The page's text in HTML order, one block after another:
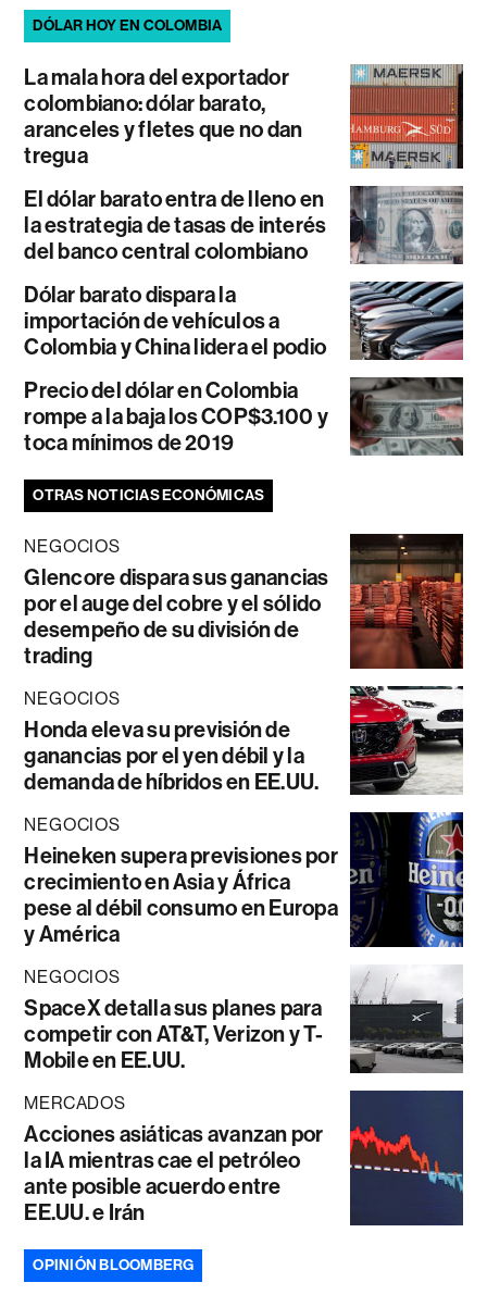
DÓLAR HOY EN COLOMBIA
La mala hora del exportador
colombiano: dólar barato,
aranceles y fletes que no dan
tregua
El dólar barato entra de lleno en
la estrategia de tasas de interés
del banco central colombiano
Dólar barato dispara la
importación de vehículos a
Colombia y China lidera el podio
Precio del dólar en Colombia
rompe a la baja los COP$3.100 y
toca mínimos de 2019
OTRAS NOTICIAS ECONÓMICAS
NEGOCIOS
Glencore dispara sus ganancias
por el auge del cobre y el sólido
desempeño de su división de
trading
NEGOCIOS
Honda eleva su previsión de
ganancias por el yen débil y la
demanda de híbridos en EE.UU.
NEGOCIOS
Heineken supera previsiones por
crecimiento en Asia y África
pese al débil consumo en Europa
y América
NEGOCIOS
SpaceX detalla sus planes para
competir con AT&T, Verizon y T-
Mobile en EE.UU.
MERCADOS
Acciones asiáticas avanzan por
la IA mientras cae el petróleo
ante posible acuerdo entre
EE.UU. e Irán
OPINIÓN BLOOMBERG